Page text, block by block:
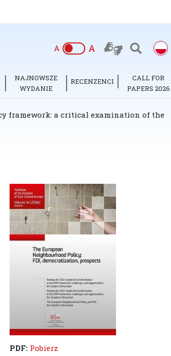
A A
NAJNOWSZE
WYDANIE
RECENZENCI
CALL FOR
PAPERS 2026
framework: a critical examination of the
PDF: Pobierz